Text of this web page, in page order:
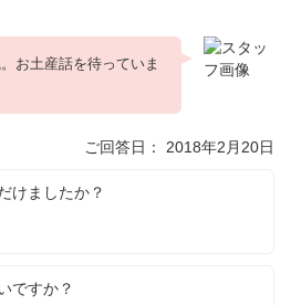
お土産話を待っていま
ご回答日： 2018年2月20日
けましたか？
ですか？